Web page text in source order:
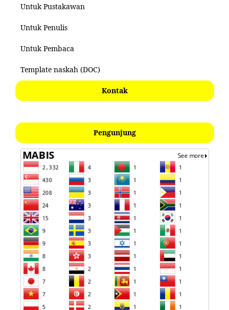
Untuk Pustakawan
Untuk Penulis
Untuk Pembaca
Template naskah (DOC)
Kontak
Pengunjung